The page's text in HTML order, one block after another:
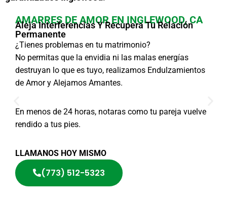
AMARRES DE AMOR EN INGLEWOOD, CA
Aleja Interferencias Y Recupera Tu Relación
Permanente
¿Tienes problemas en tu matrimonio?
No permitas que la envidia ni las malas energías
destruyan lo que es tuyo, realizamos Endulzamientos
de Amor y Alejamos Amantes.
En menos de 24 horas, notaras como tu pareja vuelve
rendido a tus pies.
LLAMANOS HOY MISMO
(773) 512-5323